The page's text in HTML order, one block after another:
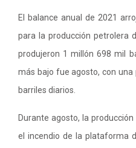
El balance anual de 2021
para la producción petrolera
produjeron 1 millón 698 mil
más bajo fue agosto, con una
barriles diarios.
Durante agosto, la
el incendio de la plataforma